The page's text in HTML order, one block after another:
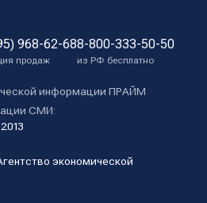
968-62-68
продаж
8-800-333-50-50
из РФ бесплатно
информации ПРАЙМ
СМИ:
экономической